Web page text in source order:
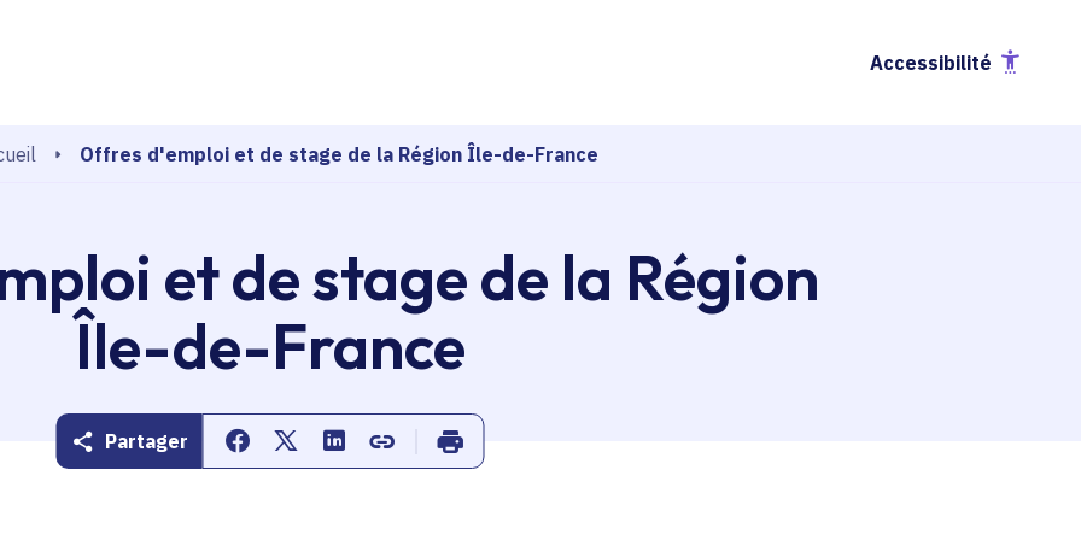
Accessibilité
Offres d'emploi et de stage de la Région Île-de-France
et de stage de la Région
Île-de-France
Partager Partager sur Facebook
Partager sur Twitter
Partager sur Linkedin
Copier dans le presse-papier
Imprimer